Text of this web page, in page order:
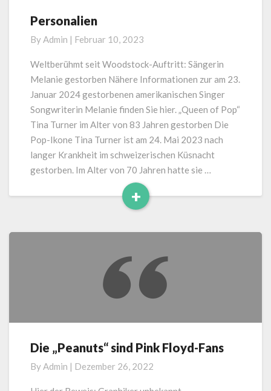
Personalien
Personalien
By Admin | Februar 10, 2023
Weltberühmt seit Woodstock-Auftritt: Sängerin
Melanie gestorben Nähere Informationen zur am 23.
Januar 2024 gestorbenen amerikanischen Singer
Songwriterin Melanie finden Sie hier. „Queen of Pop“
Tina Turner im Alter von 83 Jahren gestorben Die
Pop-Ikone Tina Turner ist am 24. Mai 2023 nach
langer Krankheit im schweizerischen Küsnacht
gestorben. Im Alter von 70 Jahren hatte sie …
+
Read
Die
sind
Pink
Die „Peanuts“ sind Pink Floyd-Fans
By Admin | Dezember 26, 2022